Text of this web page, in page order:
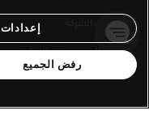
معلومات الشركة
سياسة الخصوصية والكوكيز
رفض الجميع